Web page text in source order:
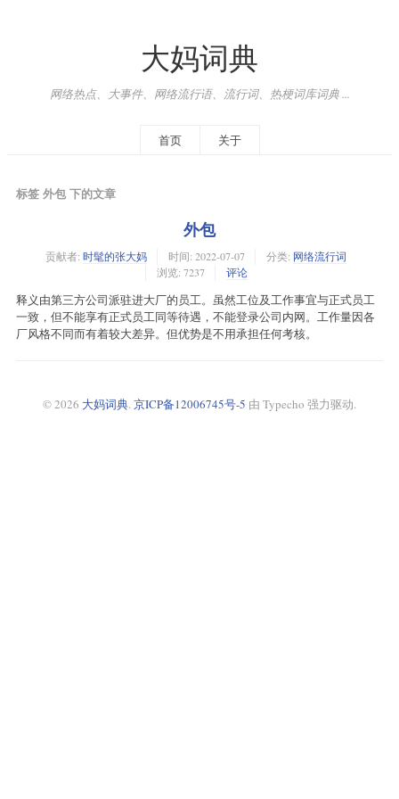
大妈词典
网络热点、大事件、网络流行语、流行词、热梗词库词典 ...
首页 关于
标签 外包 下的文章
外包
贡献者: 时髦的张大妈 时间: 2022-07-07 分类: 网络流行词
浏览: 7237
评论
释义由第三方公司派驻进大厂的员工。虽然工位及工作事宜与正式员工
一致，但不能享有正式员工同等待遇，不能登录公司内网。工作量因各
厂风格不同而有着较大差异。但优势是不用承担任何考核。
© 2026 大妈词典. 京ICP备12006745号-5 由 Typecho 强力驱动.